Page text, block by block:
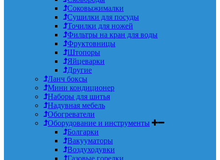
Соковыжималки
Сушилки для посуды
Точилки для ножей
Фильтры на кран для воды
Фруктовницы
Штопоры
Яйцеварки
Другие
Ланч боксы
Мини кондиционер
Наборы для шитья
Надувная мебель
Обогреватели
Оборудование и инструменты
Болгарки
Вакууматоры
Воздуходувки
Газовые горелки